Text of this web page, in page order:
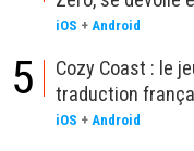
iOS + Android
5
Cozy Coast : le
traduction
iOS + Android